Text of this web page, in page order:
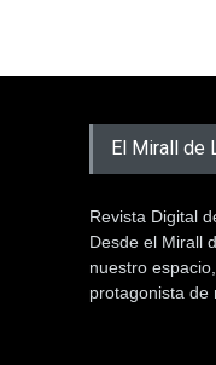
El Mirall de
Revista Digital
Desde el Mirall
nuestro
protagonista de